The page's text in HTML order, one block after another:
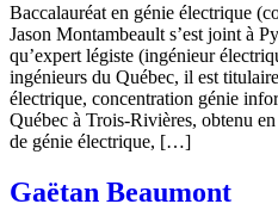
Baccalauréat en génie électrique
Jason Montambeault s’est joint à
qu’expert légiste (ingénieur
ingénieurs du Québec, il est
électrique, concentration génie
Québec à Trois-Rivières, obtenu
de génie électrique, […]
Gaëtan Beaumont